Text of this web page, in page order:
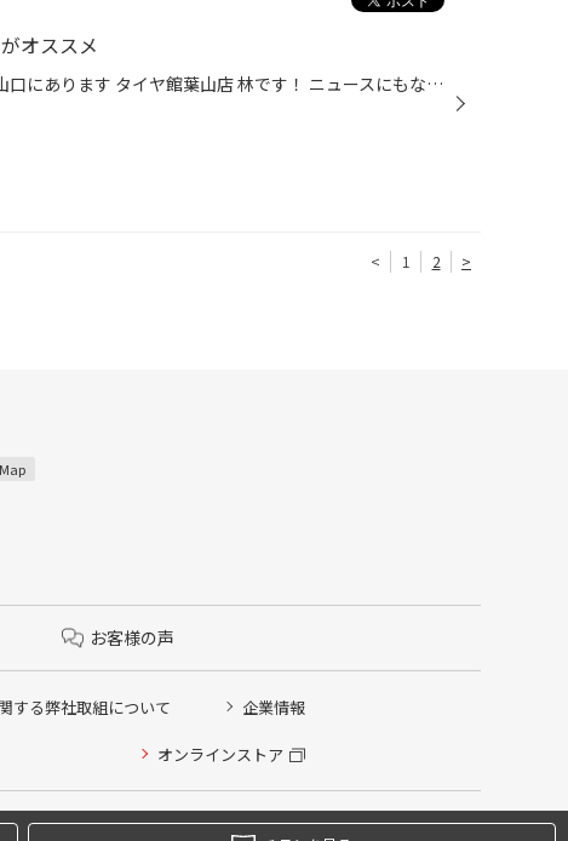
オススメ
皆様、こんにちは。 葉山町上山口にあります タイヤ館葉山店 林です！ ニュースにもなっていますが、 ブリヂストンタイヤも４月１日より 大変心苦しいのですが、値上がりとなります。。 タイヤまだ大丈夫だったかな？ 交換したほうがいいと言われたけど、本当に交換しないとダメなのかな？ といった...
< 1 2 >
Map
お客様の声
する弊社取組について 企業情報
オンラインストア